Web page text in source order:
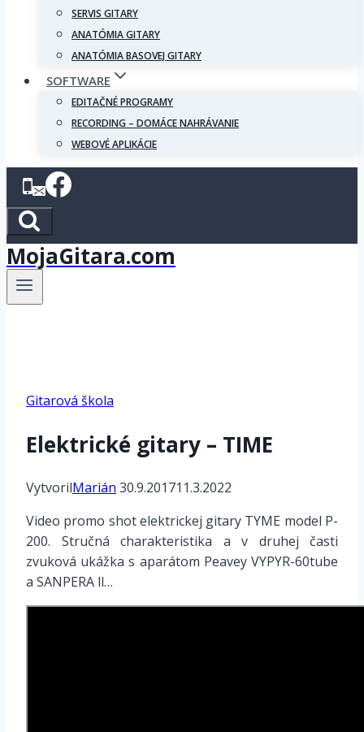
SERVIS GITARY
ANATÓMIA GITARY
ANATÓMIA BASOVEJ GITARY
SOFTWARE
EDITAČNÉ PROGRAMY
RECORDING – DOMÁCE NAHRÁVANIE
WEBOVÉ APLIKÁCIE
MojaGitara.com
Gitarová škola
Elektrické gitary – TIME
VytvorilMarián 30.9.201711.3.2022
Video promo shot elektrickej gitary TYME model P-
200. Stručná charakteristika a v druhej časti
zvuková ukážka s aparátom Peavey VYPYR-60tube
a SANPERA ll…